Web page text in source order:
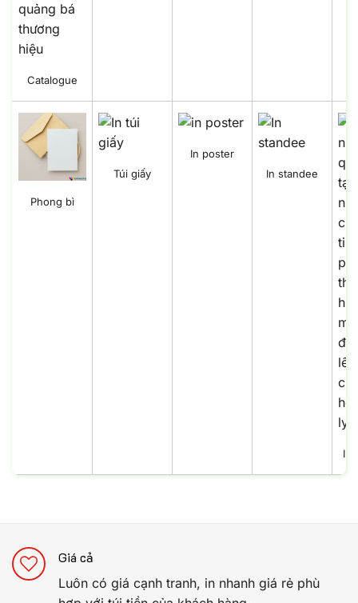
Catalogue
Phong bì
Túi giấy
In poster
In standee
In
Giá cả
Luôn có giá cạnh tranh, in nhanh giá rẻ phù